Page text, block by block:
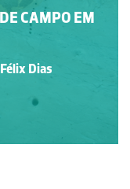
CAMPO EM
Dias